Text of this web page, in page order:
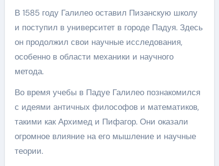
В 1585 году Галилео оставил Пизанскую школу
и поступил в университет в городе Падуя. Здесь
он продолжил свои научные исследования,
особенно в области механики и научного
метода.
Во время учебы в Падуе Галилео познакомился
с идеями античных философов и математиков,
такими как Архимед и Пифагор. Они оказали
огромное влияние на его мышление и научные
теории.